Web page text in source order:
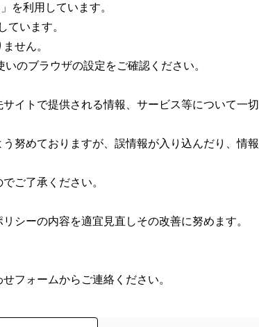
を利用しています。
ています。
せん。
のブラウザの設定をご確認ください。
イトで提供される情報、サービス等について一切
努めておりますが、誤情報が入り込んだり、情報
ご了承ください。
シーの内容を適宜見直しその改善に努めます。
フォームからご連絡ください。